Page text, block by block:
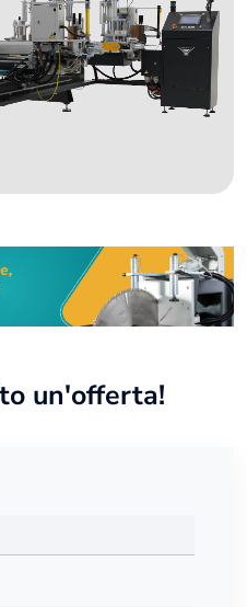
un'offerta!